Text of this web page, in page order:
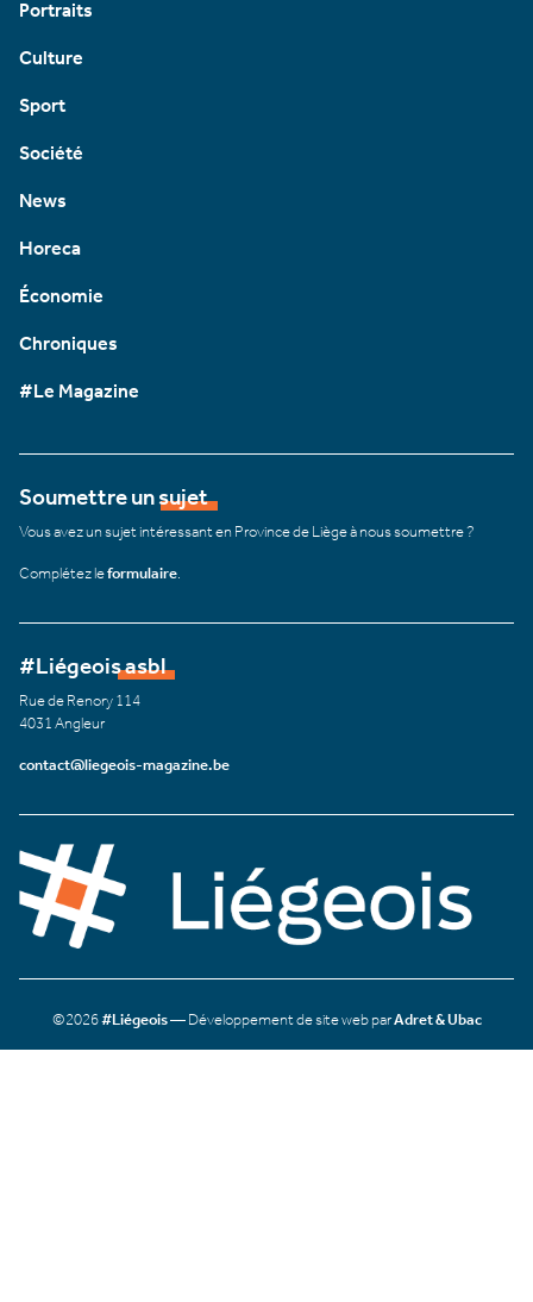
Portraits
Culture
Sport
Société
News
Horeca
Économie
Chroniques
#Le Magazine
Soumettre un sujet
Vous avez un sujet intéressant en Province de Liège à nous soumettre ?
Complétez leformulaire
#Liégeois asbl
Rue de Renory 114
4031 Angleur
contact@liegeois-magazine.be
©2026#Liégeois— Développement de site web parAdret & Ubac